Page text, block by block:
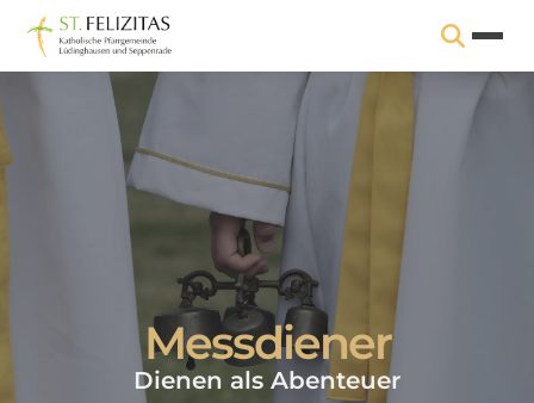
Messdiener
Dienen als Abenteuer